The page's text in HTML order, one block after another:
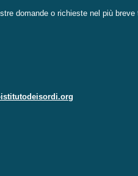
domande o richieste nel più breve